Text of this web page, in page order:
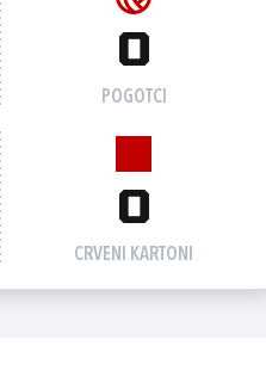
0
POGOTCI
0
CRVENI KARTONI